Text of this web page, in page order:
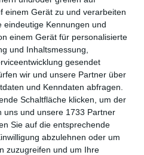
einem Gerät zu und verarbeiten
eindeutige Kennungen und
einem Gerät für personalisierte
und Inhaltsmessung,
gesendet
wir und unsere Partner über
und Kenndaten abfragen.
Schaltfläche klicken, um der
uns und unsere 1733 Partner
Sie auf die entsprechende
abzulehnen oder um
zuzugreifen und um Ihre
WhatsApp, ...
IN DIESEN
ANSEHEN